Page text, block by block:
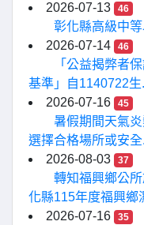
2026-07-13
46
彰化縣高級中
2026-07-14
46
「公益揭弊者
基準」自1140722生
2026-07-16
45
暑假期間天氣
選擇合格場所或安全
2026-08-03
37
轉知福興鄉公
化縣115年度福興鄉
2026-07-16
35